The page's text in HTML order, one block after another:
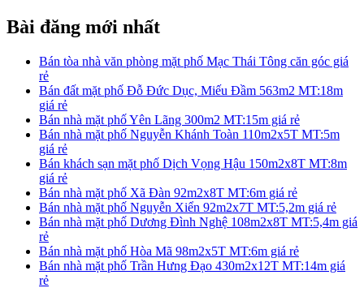
Bài đăng mới nhất
Bán tòa nhà văn phòng mặt phố Mạc Thái Tông căn góc giá
rẻ
Bán đất mặt phố Đỗ Đức Dục, Miếu Đầm 563m2 MT:18m
giá rẻ
Bán nhà mặt phố Yên Lãng 300m2 MT:15m giá rẻ
Bán nhà mặt phố Nguyễn Khánh Toàn 110m2x5T MT:5m
giá rẻ
Bán khách sạn mặt phố Dịch Vọng Hậu 150m2x8T MT:8m
giá rẻ
Bán nhà mặt phố Xã Đàn 92m2x8T MT:6m giá rẻ
Bán nhà mặt phố Nguyễn Xiển 92m2x7T MT:5,2m giá rẻ
Bán nhà mặt phố Dương Đình Nghệ 108m2x8T MT:5,4m giá
rẻ
Bán nhà mặt phố Hòa Mã 98m2x5T MT:6m giá rẻ
Bán nhà mặt phố Trần Hưng Đạo 430m2x12T MT:14m giá
rẻ